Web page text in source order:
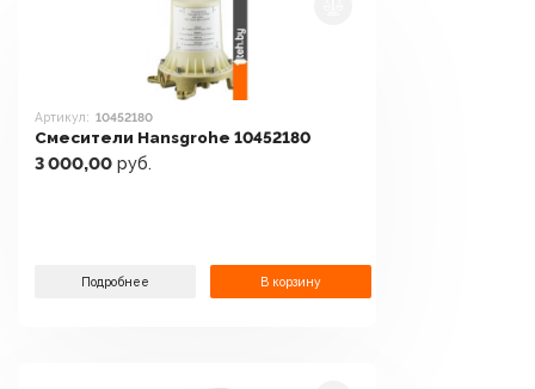
Артикул: 10452180
Смесители Hansgrohe 10452180
3 000,00 руб.
Подробнее В корзину